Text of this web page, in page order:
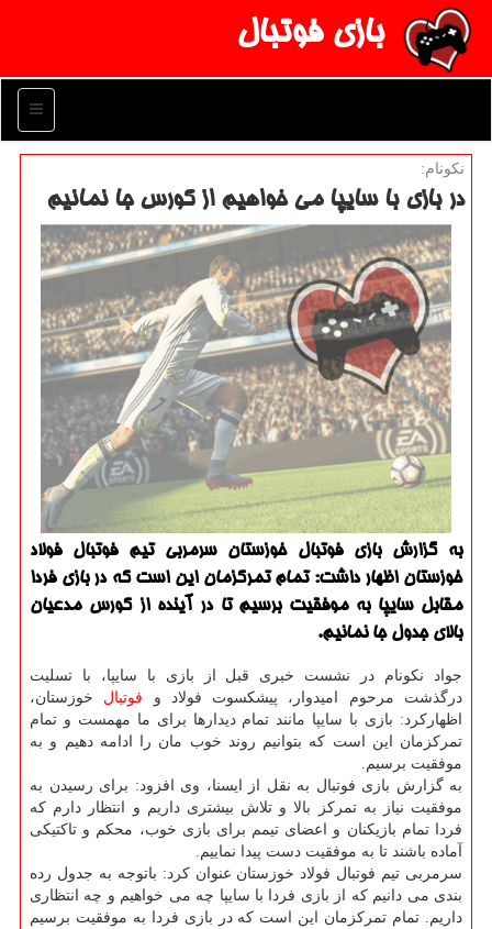
بازی فوتبال
منو
نكونام:
در بازی با سایپا می خواهیم از كورس جا نمانیم
به گزارش بازی فوتبال خوزستان سرمربی تیم فوتبال فولاد
خوزستان اظهار داشت: تمام تمرکزمان این است که در بازی فردا
مقابل سایپا به موفقیت برسیم تا در آینده از کورس مدعیان
بالای جدول جا نمانیم.
جواد نکونام در نشست خبری قبل از بازی با سایپا، با تسلیت
درگذشت مرحوم امیدوار، پیشکسوت فولاد و فوتبال خوزستان،
اظهارکرد: بازی با سایپا مانند تمام دیدارها برای ما مهمست و تمام
تمرکزمان این است که بتوانیم روند خوب مان را ادامه دهیم و به
موفقیت برسیم.
به گزارش بازی فوتبال به نقل از ایسنا، وی افزود: برای رسیدن به
موفقیت نیاز به تمرکز بالا و تلاش بیشتری داریم و انتظار دارم که
فردا تمام بازیکنان و اعضای تیمم برای بازی خوب، محکم و تاکتیکی
آماده باشند تا به موفقیت دست پیدا نماییم.
سرمربی تیم فوتبال فولاد خوزستان عنوان کرد: باتوجه به جدول رده
بندی می دانیم که از بازی فردا با سایپا چه می خواهیم و چه انتظاری
داریم. تمام تمرکزمان این است که در بازی فردا به موفقیت برسیم